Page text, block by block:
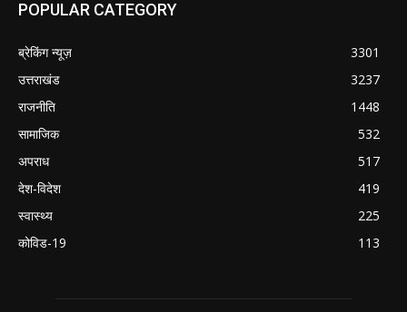
POPULAR CATEGORY
ब्रेकिंग न्यूज़
3301
उत्तराखंड
3237
राजनीति
1448
सामाजिक
532
अपराध
517
देश-विदेश
419
स्वास्थ्य
225
कोविड-19
113